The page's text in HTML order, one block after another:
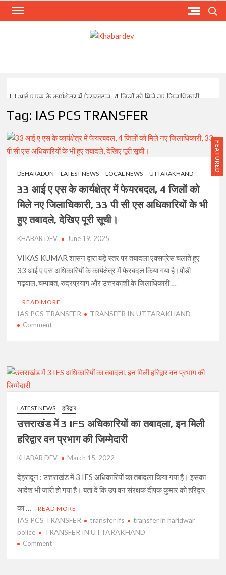
Skip
site
33 आई ए एस के कार्यक्षेत्र में फेयरबदल, 4 जिलों को मिले नए जिलाधिकारी,
12 चौकी प्रभारी समेत 19 दारोगाओ के तबादले, एसएसपी हरिद्वार ने देर रात
जारी किए आदेश।
लाइन हाजिर, पढ़े पूरी खबर।
हरिद्वार एसएसपी ने किये तबादले, रानीपुर, कनखल ओर मंगलोर में नए इंचार्ज।
हरिद्वार।
भाजपा के वरिष्ठ नेताओं ने युवा पुरोहित को दिलवाई सदस्यता।
जूना अखाड़े के साधु पर जान लेवा हमला, संतो में रोष।
रिपोर्ट खबर देव कांवड़ मेले में उमड़ा आस्था का सैलाब, 3 करोड़ 19 लाख 48
एमएसएमई एग्री हॉर्टी एक्सपो का हुआ शुभारंभ
सरेआम की फायरिंग, वीडियो होगई वायरल।
सियासी गलियारों में हलचल।
कैप्टन कूल के उपाधि से नवाजे गए एसएसपी हरिद्वार, जिलाधिकारी हरिद्वार की भी
अफसरों ने कसी कमर, डीएम एसएसपी ने किया निरिक्षण, मुख्यमंत्री का आदेश,
सुरक्षित हो कांवड़ यात्रा
उत्तरकाशी में पहाड़ गिरा,यात्रियों के दबने की सूचना, एसडीआरएफ और पुलिस
खबर।
हरिद्वार में पत्नी की हत्या कर पति ने खुद को भी मौत के घाट उतारा।
Tag: IAS PCS TRANSFER
FEATURED
DEHARADUN LATEST NEWS LOCAL NEWS UTTARAKHAND
33 आई ए एस के कार्यक्षेत्र में फेयरबदल, 4 जिलों को
मिले नए जिलाधिकारी, 33 पी सी एस अधिकारियों के भी
हुए तबादले, देखिए पूरी सूची।
KHABAR DEV June 19, 2025
VIKAS KUMAR शासन द्वारा बड़े स्तर पर तबादला एक्सप्रेस चलाते हुए
33 आई ए एस अधिकारियों के कार्यक्षेत्र में फेरबदल किया गया है।पौड़ी
गढ़वाल, चम्पावत, रुद्रप्रयाग और उत्तरकाशी के जिलाधिकारी …
READ MORE
IAS PCS TRANSFER TRANSFER IN UTTARAKHAND
Commenton
एस
कार्यक्षेत्र
फेयरबदल,
4
जिलों
मिले
जिलाधिकारी,
33
सी
एस
अधिकारियों
के
भी
LATEST NEWS हरिद्वार
उत्तराखंड में 3 IFS अधिकारियों का तबादला, इन मिली
हरिद्वार वन प्रभाग की जिम्मेदारी
KHABAR DEV March 15, 2022
देहरादून : उत्तराखंड में 3 IFS अधिकारियों का तबादला किया गया है। इसका
आदेश भी जारी हो गया है। बता दें कि उप वन संरक्षक दीपक कुमार को हरिद्वार
का …
READ MORE
IAS PCS TRANSFER transfer ifs
transfer in haridwar
police
TRANSFER IN UTTARAKHAND
Commenton